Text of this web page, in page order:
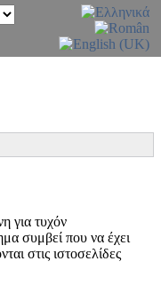
για τυχόν
συμβεί που να έχει
στις ιστοσελίδες